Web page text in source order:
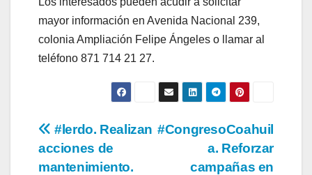
mayor información en Avenida Nacional 239,
colonia Ampliación Felipe Ángeles o llamar al
teléfono 871 714 21 27.
Navegación
de
#CongresoCoahuil
a. Reforzar
campañas en
#lerdo. Realizan
acciones de
mantenimiento.